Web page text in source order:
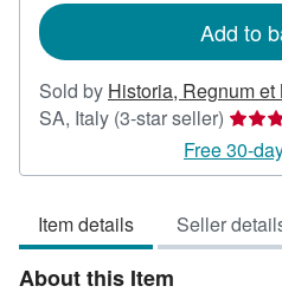
Add to
Sold by Historia, Regnum
SA, Italy (3-star seller) Seller
rating
3
of
5
Free 30-
Item details Seller
About this Item